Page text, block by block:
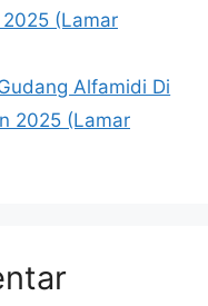
(Lamar
Alfamidi Di
2025 (Lamar